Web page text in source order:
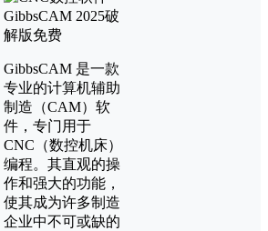
GibbsCAM 是一款
专业的计算机辅助
制造（CAM）软
件，专门用于
CNC（数控机床）
编程。其直观的操
作和强大的功能，
使其成为许多制造
企业中不可或缺的